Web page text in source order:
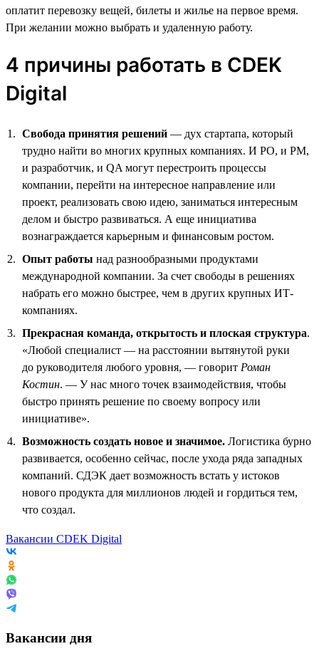
оплатит перевозку вещей, билеты и жилье на первое время.
При желании можно выбрать и удаленную работу.
4 причины работать в CDEK
Digital
Свобода принятия решений — дух стартапа, который
трудно найти во многих крупных компаниях. И PO, и PM,
и разработчик, и QA могут перестроить процессы
компании, перейти на интересное направление или
проект, реализовать свою идею, заниматься интересным
делом и быстро развиваться. А еще инициатива
вознаграждается карьерным и финансовым ростом.
Опыт работы над разнообразными продуктами
международной компании. За счет свободы в решениях
набрать его можно быстрее, чем в других крупных ИТ-
компаниях.
Прекрасная команда, открытость и плоская структура.
«Любой специалист — на расстоянии вытянутой руки
до руководителя любого уровня, — говорит Роман
Костин. — У нас много точек взаимодействия, чтобы
быстро принять решение по своему вопросу или
инициативе».
Возможность создать новое и значимое. Логистика бурно
развивается, особенно сейчас, после ухода ряда западных
компаний. СДЭК дает возможность встать у истоков
нового продукта для миллионов людей и гордиться тем,
что создал.
Вакансии CDEK Digital
Вакансии дня